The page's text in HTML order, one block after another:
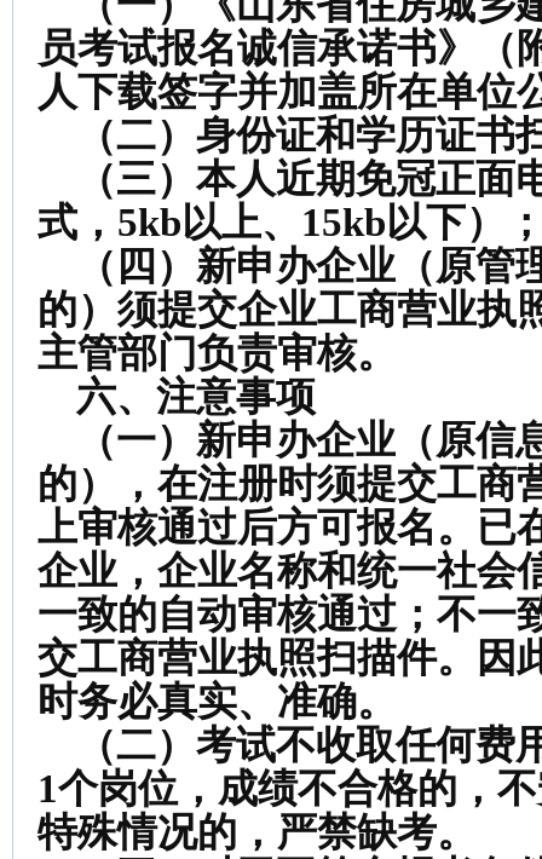
员考试报名诚信承诺书》（
人下载签字并加盖所在单位
（二）身份证和学历证书
（三）本人近期免冠正面
式，5kb以上、15kb以下）
（四）新申办企业（原管
的）须提交企业工商营业执
主管部门负责审核。
六、注意事项
（一）新申办企业（原信
的），在注册时须提交工商
上审核通过后方可报名。已
企业，企业名称和统一社会
一致的自动审核通过；不一
交工商营业执照扫描件。因
时务必真实、准确。
（二）考试不收取任何费
1个岗位，成绩不合格的，
特殊情况的，严禁缺考。